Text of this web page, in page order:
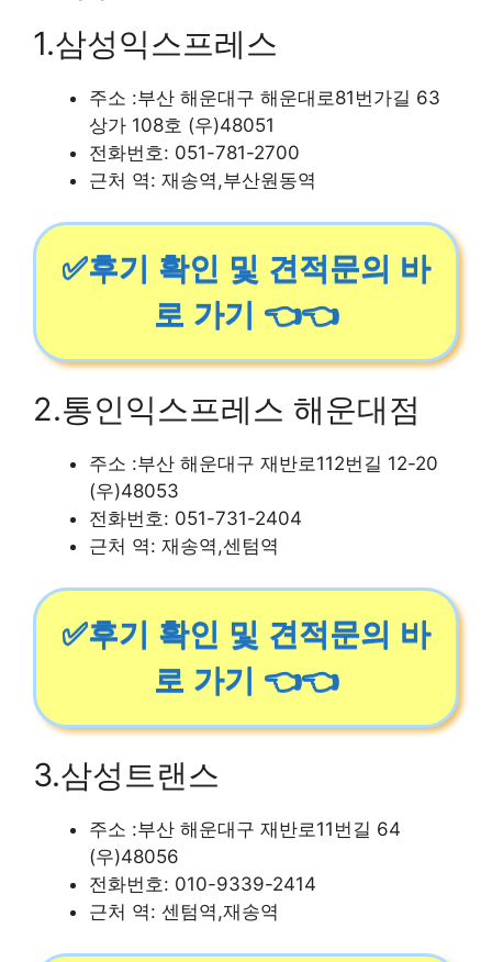
1.삼성익스프레스
주소 :부산 해운대구 해운대로81번가길 63
상가 108호 (우)48051
전화번호: 051-781-2700
근처 역: 재송역,부산원동역
✅후기 확인 및 견적문의 바
로 가기 👈👈
2.통인익스프레스 해운대점
주소 :부산 해운대구 재반로112번길 12-20
(우)48053
전화번호: 051-731-2404
근처 역: 재송역,센텀역
✅후기 확인 및 견적문의 바
로 가기 👈👈
3.삼성트랜스
주소 :부산 해운대구 재반로11번길 64
(우)48056
전화번호: 010-9339-2414
근처 역: 센텀역,재송역